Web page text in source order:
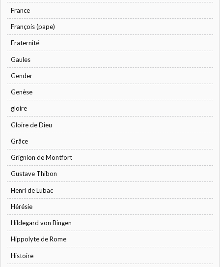
France
François (pape)
Fraternité
Gaules
Gender
Genèse
gloire
Gloire de Dieu
Grâce
Grignion de Montfort
Gustave Thibon
Henri de Lubac
Hérésie
Hildegard von Bingen
Hippolyte de Rome
Histoire